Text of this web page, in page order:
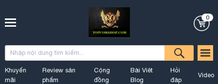
0
Khuyến
mãi
Review sản
phẩm
Cộng
đồng
Bài Viêt
Blog
Hỏi
đáp
Video